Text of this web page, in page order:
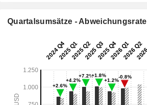
Quartalsumsätze - Abweichungsrate